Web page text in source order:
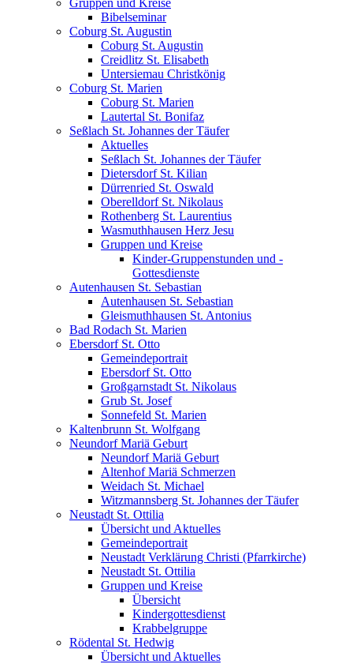
Gruppen und Kreise
Bibelseminar
Coburg St. Augustin
Coburg St. Augustin
Creidlitz St. Elisabeth
Untersiemau Christkönig
Coburg St. Marien
Coburg St. Marien
Lautertal St. Bonifaz
Seßlach St. Johannes der Täufer
Aktuelles
Seßlach St. Johannes der Täufer
Dietersdorf St. Kilian
Dürrenried St. Oswald
Oberelldorf St. Nikolaus
Rothenberg St. Laurentius
Wasmuthhausen Herz Jesu
Gruppen und Kreise
Kinder-Gruppenstunden und -
Gottesdienste
Autenhausen St. Sebastian
Autenhausen St. Sebastian
Gleismuthhausen St. Antonius
Bad Rodach St. Marien
Ebersdorf St. Otto
Gemeindeportrait
Ebersdorf St. Otto
Großgarnstadt St. Nikolaus
Grub St. Josef
Sonnefeld St. Marien
Kaltenbrunn St. Wolfgang
Neundorf Mariä Geburt
Neundorf Mariä Geburt
Altenhof Mariä Schmerzen
Weidach St. Michael
Witzmannsberg St. Johannes der Täufer
Neustadt St. Ottilia
Übersicht und Aktuelles
Gemeindeportrait
Neustadt Verklärung Christi (Pfarrkirche)
Neustadt St. Ottilia
Gruppen und Kreise
Übersicht
Kindergottesdienst
Krabbelgruppe
Rödental St. Hedwig
Übersicht und Aktuelles